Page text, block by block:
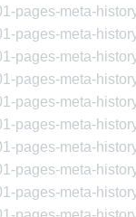
pages-meta-
pages-meta-
pages-meta-
pages-meta-
pages-meta-
pages-meta-
pages-meta-
pages-meta-
pages-meta-